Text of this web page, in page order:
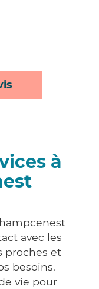
à
avec les
proches et
besoins.
vie pour